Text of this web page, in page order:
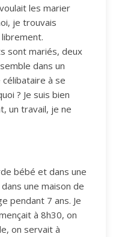
les marier
je trouvais
sont mariés, deux
dans un
à se
? Je suis bien
un travail, je ne
bébé et dans une
une maison de
pendant 7 ans. Je
à 8h30, on
on servait à